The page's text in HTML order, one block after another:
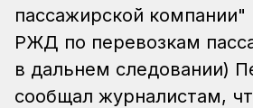
пассажирской
РЖД по перевозкам
в дальнем следовании)
сообщал журналистам,